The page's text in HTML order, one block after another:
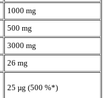
1000 mg
500 mg
3000 mg
26 mg
25 µg (500 %*)